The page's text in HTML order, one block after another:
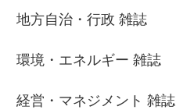
地方自治・行政 雑誌
環境・エネルギー 雑誌
経営・マネジメント 雑誌